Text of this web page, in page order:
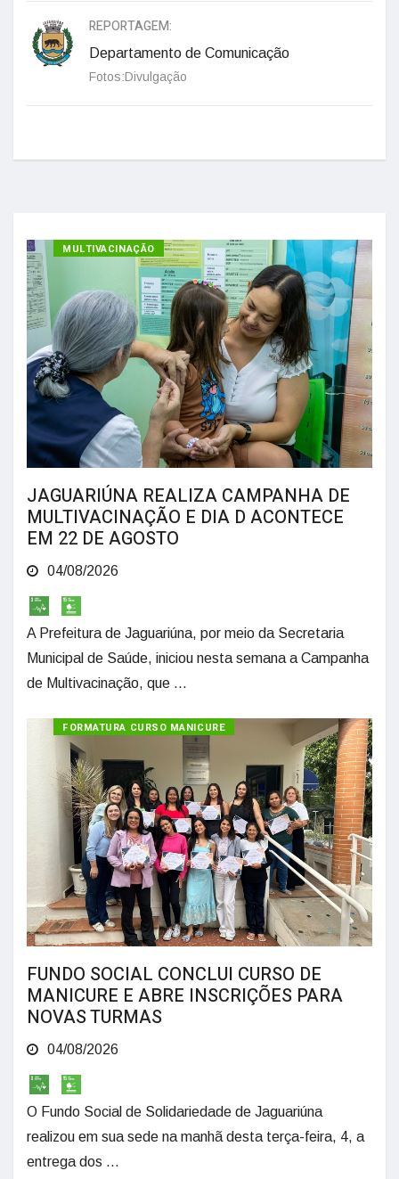
REPORTAGEM:
Departamento de Comunicação
Fotos:Divulgação
MULTIVACINAÇÃO
JAGUARIÚNA REALIZA CAMPANHA DE
MULTIVACINAÇÃO E DIA D ACONTECE
EM 22 DE AGOSTO
04/08/2026
A Prefeitura de Jaguariúna, por meio da Secretaria
Municipal de Saúde, iniciou nesta semana a Campanha
de Multivacinação, que ...
FORMATURA CURSO MANICURE
FUNDO SOCIAL CONCLUI CURSO DE
MANICURE E ABRE INSCRIÇÕES PARA
NOVAS TURMAS
04/08/2026
O Fundo Social de Solidariedade de Jaguariúna
realizou em sua sede na manhã desta terça-feira, 4, a
entrega dos ...